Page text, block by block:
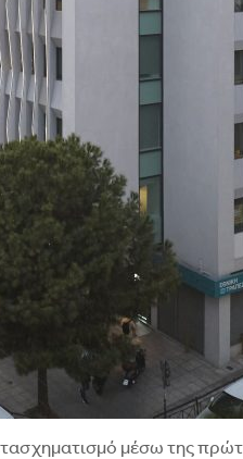
μέσω της